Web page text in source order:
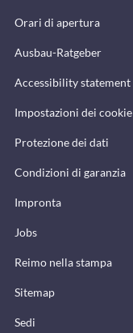
Orari di apertura
Ausbau-Ratgeber
Accessibility statement
Impostazioni dei cookie
Protezione dei dati
Condizioni di garanzia
Impronta
Jobs
Reimo nella stampa
Sitemap
Sedi